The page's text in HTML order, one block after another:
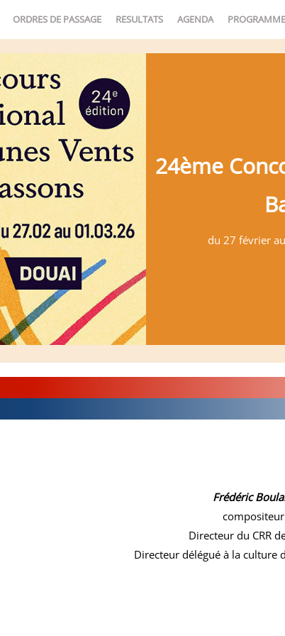
ORDRES DE PASSAGE RESULTATS AGENDA PROGRAMME
24ème
du 27 février
Frédéric
Directeur du CRR
Directeur délégué à la culture